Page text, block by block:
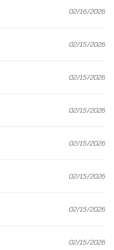
02/16/2026
02/15/2026
02/15/2026
02/15/2026
02/15/2026
02/15/2026
02/15/2026
02/15/2026